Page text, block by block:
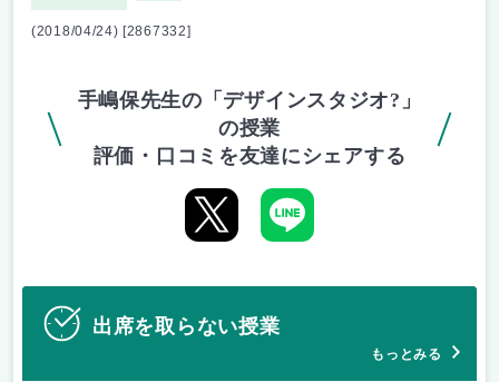
(2018/04/24) [2867332]
手嶋保先生の「デザインスタジオ?」
の授業
評価・口コミを友達にシェアする
出席を取らない授業
もっとみる